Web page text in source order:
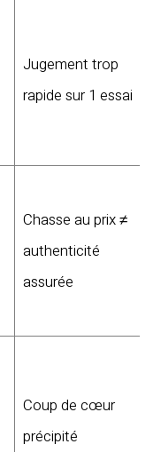
Jugement trop
rapide sur 1 essai
Chasse au prix ≠
authenticité
assurée
Coup de cœur
précipité